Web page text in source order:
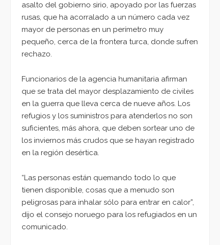
asalto del gobierno sirio, apoyado por las fuerzas
rusas, que ha acorralado a un número cada vez
mayor de personas en un perímetro muy
pequeño, cerca de la frontera turca, donde sufren
rechazo.
Funcionarios de la agencia humanitaria afirman
que se trata del mayor desplazamiento de civiles
en la guerra que lleva cerca de nueve años. Los
refugios y los suministros para atenderlos no son
suficientes, más ahora, que deben sortear uno de
los inviernos más crudos que se hayan registrado
en la región desértica.
“Las personas están quemando todo lo que
tienen disponible, cosas que a menudo son
peligrosas para inhalar sólo para entrar en calor”,
dijo el consejo noruego para los refugiados en un
comunicado.